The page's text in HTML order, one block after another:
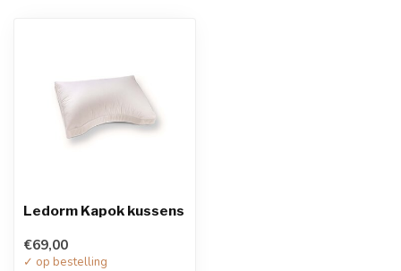
Ledorm Kapok kussens
€69,00
✓ op bestelling